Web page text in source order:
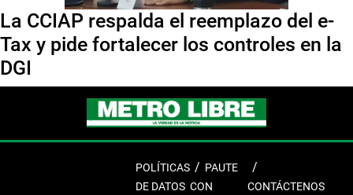
La CCIAP respalda el reemplazo del e-
Tax y pide fortalecer los controles en la
DGI
POLÍTICAS
DE DATOS
PAUTE
CON
CONTÁCTENOS